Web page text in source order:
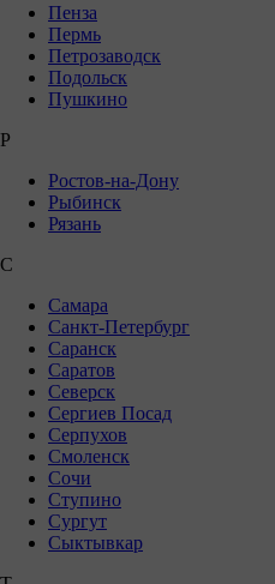
Пенза
Пермь
Петрозаводск
Подольск
Пушкино
Р
Ростов-на-Дону
Рыбинск
Рязань
С
Самара
Санкт-Петербург
Саранск
Саратов
Северск
Сергиев Посад
Серпухов
Смоленск
Сочи
Ступино
Сургут
Сыктывкар